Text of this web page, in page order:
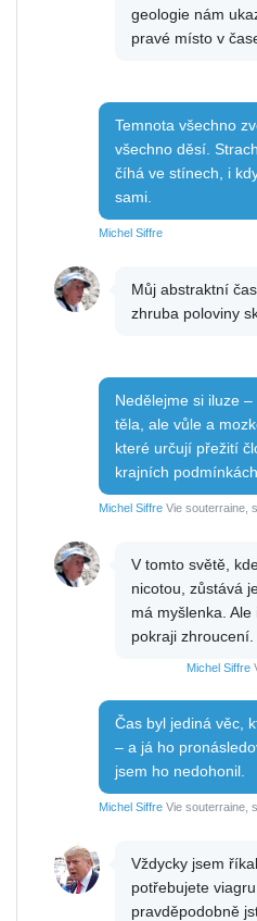
geologie nám
pravé místo v
Temnota všechno
všechno děsí.
číhá ve stínech, i
sami.
Michel Siffre
Můj abstraktní
zhruba poloviny
Nedělejme si iluze
těla, ale vůle a
které určují přežití
krajních podmínkách.
Michel Siffre Vie souterraine,
V tomto světě,
nicotou, zůstává
má myšlenka. Ale
pokraji zhroucení.
Michel Siffre
Čas byl jediná věc,
– a já ho
jsem ho nedohonil.
Michel Siffre Vie souterraine,
Vždycky jsem
potřebujete viagru,
pravděpodobně